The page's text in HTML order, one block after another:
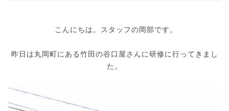
こんにちは。スタッフの岡部です。
昨日は丸岡町にある竹田の谷口屋さんに研修に行ってきまし
た。